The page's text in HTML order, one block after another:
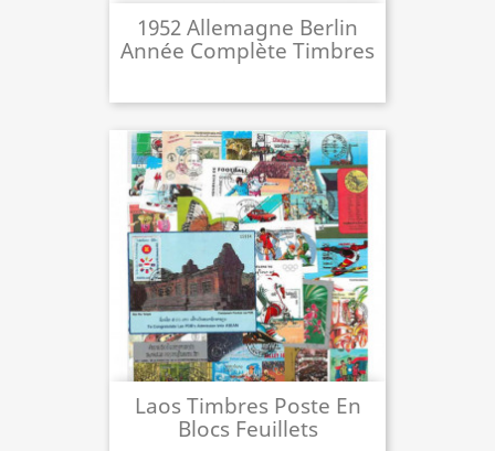
1952 Allemagne Berlin
Année Complète Timbres
Neufs
Laos Timbres Poste En
Blocs Feuillets